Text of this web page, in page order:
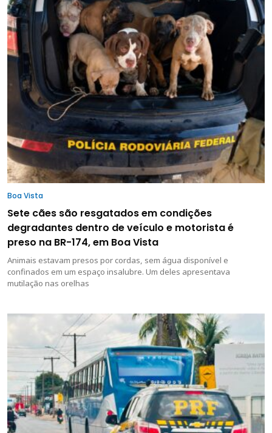
Boa Vista
Sete cães são resgatados em condições
degradantes dentro de veículo e motorista é
preso na BR-174, em Boa Vista
Animais estavam presos por cordas, sem água disponível e
confinados em um espaço insalubre. Um deles apresentava
mutilação nas orelhas